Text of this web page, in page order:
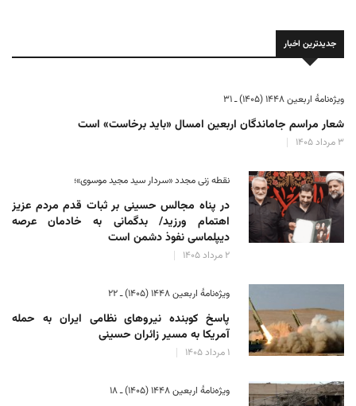
جدیدترین اخبار
ویژه‌نامهٔ اربعین ۱۴۴۸ (۱۴۰۵) ـ ۳۱
شعار مراسم جاماندگان اربعین امسال «باید برخاست» است
۳ مرداد ۱۴۰۵
نقطه زنی مجدد «سردار سید مجید موسوی»؛
در پناه مجالس حسینی بر ثبات‌ قدم مردم عزیز
اهتمام ورزید/ بدگمانی به خادمان عرصه
دیپلماسی نفوذ دشمن است
۲ مرداد ۱۴۰۵
ویژه‌نامهٔ اربعین ۱۴۴۸ (۱۴۰۵) ـ ۲۲
پاسخ کوبنده نیروهای نظامی ایران به حمله
آمریکا به مسیر زائران حسینی
۱ مرداد ۱۴۰۵
ویژه‌نامهٔ اربعین ۱۴۴۸ (۱۴۰۵) ـ ۱۸